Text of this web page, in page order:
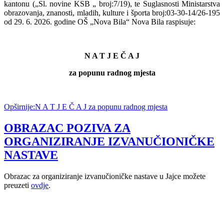
kantonu („Sl. novine KSB „ broj:7/19), te Suglasnosti Ministarstva
obrazovanja, znanosti, mladih, kulture i športa broj:03-30-14/26-195
od 29. 6. 2026. godine OŠ „Nova Bila“ Nova Bila raspisuje:
N A T J E Č A J
za popunu radnog mjesta
Opširnije:N A T J E Č A J za popunu radnog mjesta
OBRAZAC POZIVA ZA
ORGANIZIRANJE IZVANUČIONIČKE
NASTAVE
Obrazac za organiziranje izvanučioničke nastave u Jajce možete
preuzeti ovdje.